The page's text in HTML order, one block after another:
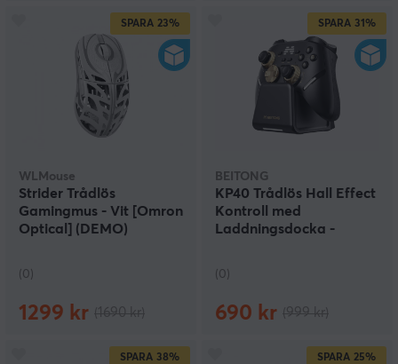
SPARA 23%
WLMouse
Strider Trådlös
Gamingmus - Vit [Omron
Optical] (DEMO)
(0)
1299 kr
SPARA 31%
BEITONG
KP40 Trådlös Hall Effect
Kontroll med
Laddningsdocka -
(0)
690 kr
SPARA 38% SPARA 25%